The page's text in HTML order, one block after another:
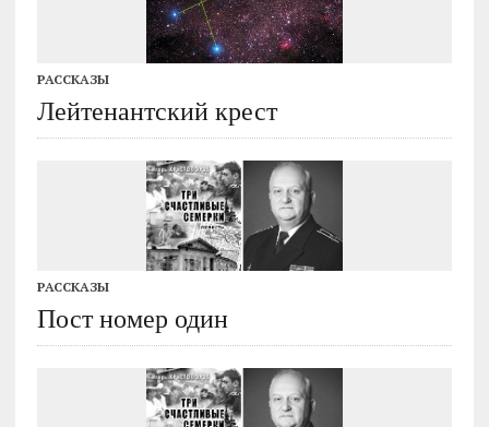
РАССКАЗЫ
Лейтенантский крест
РАССКАЗЫ
Пост номер один